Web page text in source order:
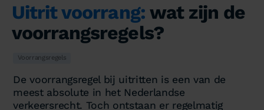
Uitrit voorrang: wat zijn de
voorrangsregels?
Voorrangsregels
De voorrangsregel bij uitritten is een van de
meest absolute in het Nederlandse
verkeersrecht. Toch ontstaan er regelmatig